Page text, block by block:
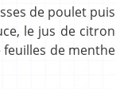
de poulet puis
le jus de citron
de menthe